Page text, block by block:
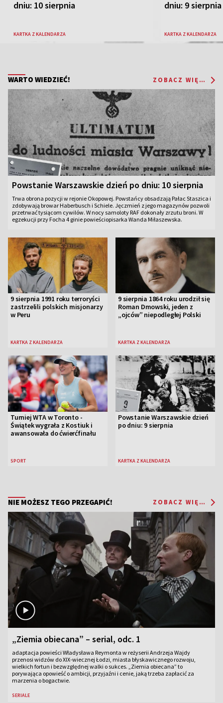
dniu: 10 sierpnia
KARTKA Z KALENDARZA
dniu: 9 sierpnia
KARTKA Z KALENDARZA
WARTO WIEDZIEĆ! ZOBACZ WIĘCEJ...
Powstanie Warszawskie dzień po dniu: 10 sierpnia
Trwa obrona pozycji w rejonie Okopowej. Powstańcy obsadzają Pałac Staszica i
zdobywają browar Haberbusch i Schiele. Jęczmień z jego magazynów pozwoli
przetrwać tysiącom cywilów. W nocy samoloty RAF dokonały zrzutu broni. W
egzekucji przy Focha 4 ginie powieściopisarka Wanda Miłaszewska.
9 sierpnia 1991 roku terroryści
zastrzelili polskich misjonarzy
w Peru
KARTKA Z KALENDARZA
9 sierpnia 1864 roku urodził się
Roman Dmowski, jeden z
„ojców” niepodległej Polski
KARTKA Z KALENDARZA
Turniej WTA w Toronto -
Świątek wygrała z Kostiuk i
awansowała do ćwierćfinału
SPORT
Powstanie Warszawskie dzień
po dniu: 9 sierpnia
KARTKA Z KALENDARZA
NIE MOŻESZ TEGO PRZEGAPIĆ! ZOBACZ WIĘCEJ
„Ziemia obiecana” – serial, odc. 1
adaptacja powieści Władysława Reymonta w reżyserii Andrzeja Wajdy
przenosi widzów do XIX-wiecznej Łodzi, miasta błyskawicznego rozwoju,
wielkich fortun i bezwzględnej walki o sukces. „Ziemia obiecana” to
porywająca opowieść o ambicji, przyjaźni i cenie, jaką trzeba zapłacić za
marzenia o bogactwie.
SERIALE